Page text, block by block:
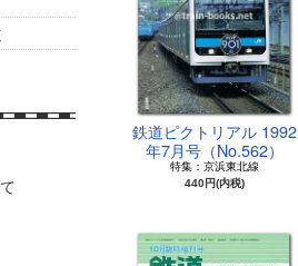
鉄道ピクトリアル 1992
年7月号（No.562）
特集：京浜東北線
440円(内税)